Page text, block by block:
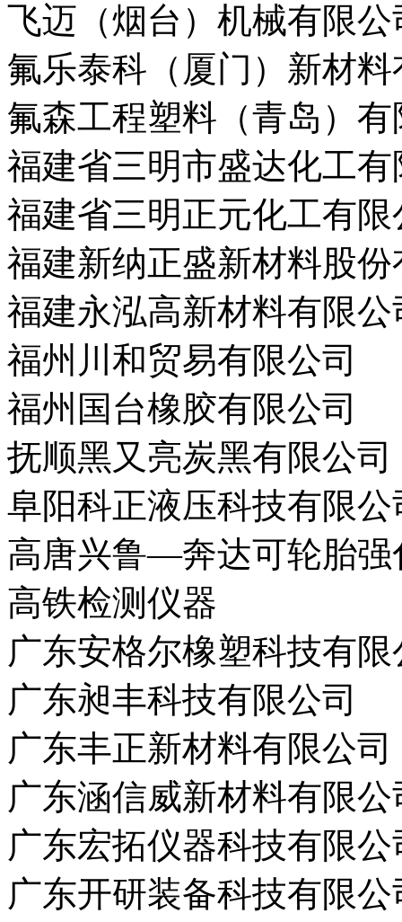
飞迈（烟台）机械有限公
氟乐泰科（厦门）新材
氟森工程塑料（青岛）有
福建省三明市盛达化工有
福建省三明正元化工有限
福建新纳正盛新材料股
福建永泓高新材料有限公
福州川和贸易有限公司
福州国台橡胶有限公司
抚顺黑又亮炭黑有限公司
阜阳科正液压科技有限公
高唐兴鲁—奔达可轮胎强
高铁检测仪器
广东安格尔橡塑科技有限
广东昶丰科技有限公司
广东丰正新材料有限公司
广东涵信威新材料有限公
广东宏拓仪器科技有限公
广东开研装备科技有限公